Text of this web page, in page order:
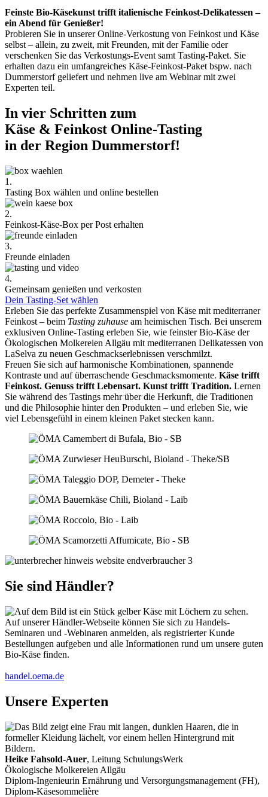
Feinste Bio-Käsekunst trifft italienische Feinkost-Delikatessen –
ein Abend für Genießer!
Probieren Sie in unserer Online-Verkostung von Feinkost und Käse
selbst – allein, zu zweit, mit Freunden, mit der Familie oder
verschenken Sie das Verkostungs-Event samt Tasting-Paket. Sie
erhalten dazu ein umfangreiches Käse-Feinkost-Paket bspw. nach
Dummerstorf geliefert und nehmen live am Webinar mit zwei
Experten teil.
In vier Schritten zum
Käse & Feinkost Online-Tasting
in der Region Dummerstorf!
1.
Tasting Box wählen und online bestellen
2.
Feinkost-Käse-Box per Post erhalten
3.
Freunde einladen
4.
Gemeinsam genießen und verkosten
Dein Tasting-Set wählen
Erleben Sie das perfekte Zusammenspiel von Käse mit mediterraner
Feinkost – beim Tasting zuhause am heimischen Tisch. Bei unserem
exklusiven Online-Tasting erleben Sie, wie feinster Bio-Käse der
Ökologischen Molkereien Allgäu mit mediterranen Delikatessen von
LaSelva zu neuen Geschmackserlebnissen verschmilzt.
Freuen Sie sich auf harmonische Kombinationen, spannende
Kontraste und auf überraschende Geschmacksmomente. Käse trifft
Feinkost. Genuss trifft Lebensart. Kunst trifft Tradition. Lernen
Sie während des Tastings mehr über die Herkunft, die Traditionen
und die Philosophie hinter den Produkten – und erleben Sie, wie
viel Lebensgefühl in einem kleinen Paket stecken kann.
Sie sind Händler?
Auf unserer Händler-Webseite können Sie sich zu Handels-
Seminaren und -Webinaren anmelden, als registrierter Kunde
Bestellungen aufgeben und alle Informationen rund um unsere guten
Bio-Käse finden.
handel.oema.de
Unsere Experten
Heike Fahsold-Auer, Leitung SchulungsWerk
Ökologische Molkereien Allgäu
Diplom-Ingenieurin Ernährung und Versorgungsmanagement (FH),
Diplom-Käsesommelière